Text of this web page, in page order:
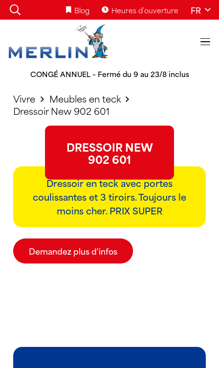
Blog Heures d’ouverture FR
CONGÉ ANNUEL – Fermé du 9 au 23/8 inclus
Vivre
Meubles en teck
Dressoir New 902 601
DRESSOIR NEW
902 601
Dressoir en teck avec portes
coulissantes et 3 tiroirs. Toujours le
moins cher. PRIX SUPER
Demandez plus d'infos